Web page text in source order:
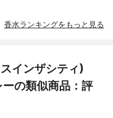
香水ランキングをもっと見る
インザシティ)
の類似商品：評